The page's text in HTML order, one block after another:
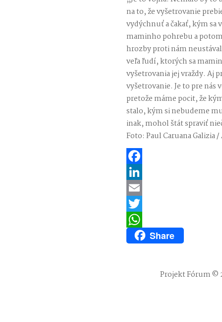
na to, že vyšetrovanie
vydýchnuť a čakať, kým sa
maminho pohrebu a
hrozby proti nám
veľa ľudí, ktorých sa
vyšetrovania jej vraždy. Aj
vyšetrovanie. Je to pre
pretože máme pocit, že
stalo, kým si nebudeme
inak, mohol štát spraviť
Foto: Paul Caruana Galizia
Facebook
LinkedIn
Email
Twitter
WhatsAppShare
Projekt Fórum ©